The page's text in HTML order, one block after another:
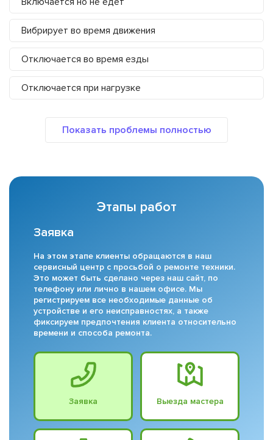
Вибрирует во время движения
Отключается во время езды
Отключается при нагрузке
Этапы работ
Заявка
На этом этапе клиенты обращаются в наш
сервисный центр с просьбой о ремонте техники.
Это может быть сделано через наш сайт, по
телефону или лично в нашем офисе. Мы
регистрируем все необходимые данные об
устройстве и его неисправностях, а также
фиксируем предпочтения клиента относительно
времени и способа ремонта.
Заявка Выезда мастера